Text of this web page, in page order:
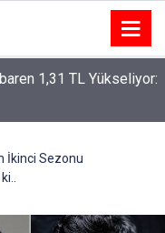
1,31 TL Yükseliyor:
İkinci Sezonu